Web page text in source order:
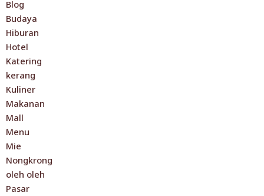
Blog
Budaya
Hiburan
Hotel
Katering
kerang
Kuliner
Makanan
Mall
Menu
Mie
Nongkrong
oleh oleh
Pasar